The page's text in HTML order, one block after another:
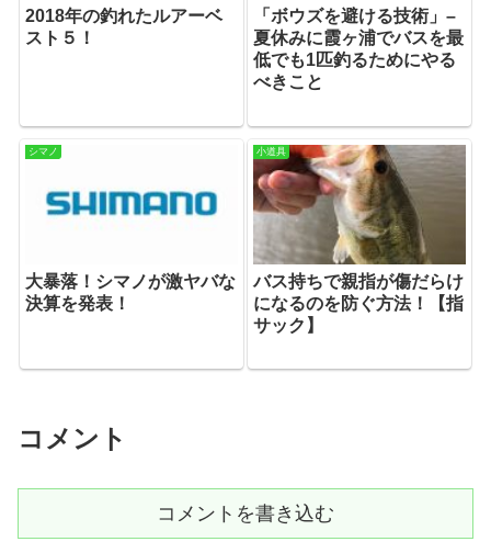
2018年の釣れたルアーベ
スト５！
「ボウズを避ける技術」–
夏休みに霞ヶ浦でバスを最
低でも1匹釣るためにやる
べきこと
シマノ
大暴落！シマノが激ヤバな
決算を発表！
小道具
バス持ちで親指が傷だらけ
になるのを防ぐ方法！【指
サック】
コメント
コメントを書き込む